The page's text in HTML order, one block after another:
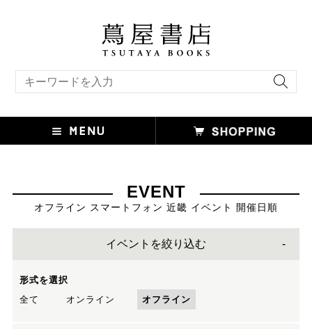
EVENT
オフライン スマートフォン 近畿 イベント 開催日順
イベントを絞り込む
形式を選択
全て
オンライン オフライン